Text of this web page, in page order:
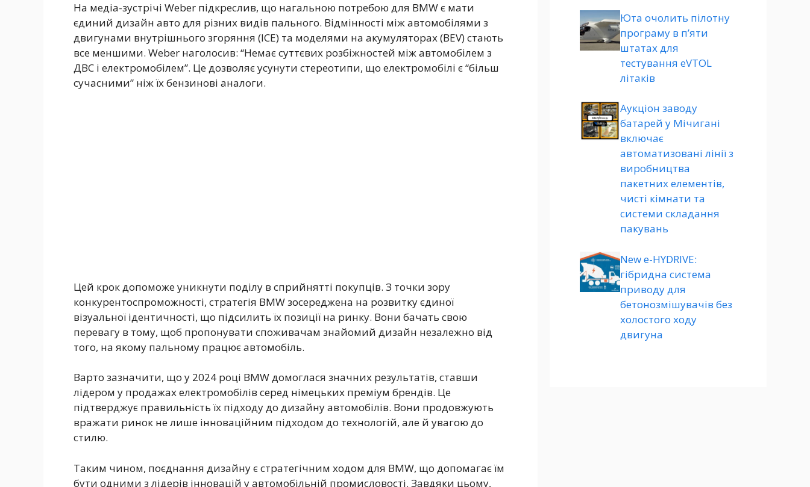
На медіа-зустрічі Weber підкреслив, що нагальною потребою для BMW є мати
єдиний дизайн авто для різних видів пального. Відмінності між автомобілями з
двигунами внутрішнього згоряння (ICE) та моделями на акумуляторах (BEV) стають
все меншими. Weber наголосив: “Немає суттєвих розбіжностей між автомобілем з
ДВС і електромобілем”. Це дозволяє усунути стереотипи, що електромобілі є “більш
сучасними” ніж їх бензинові аналоги.
Цей крок допоможе уникнути поділу в сприйнятті покупців. З точки зору
конкурентоспроможності, стратегія BMW зосереджена на розвитку єдиної
візуальної ідентичності, що підсилить їх позиції на ринку. Вони бачать свою
перевагу в тому, щоб пропонувати споживачам знайомий дизайн незалежно від
того, на якому пальному працює автомобіль.
Варто зазначити, що у 2024 році BMW домоглася значних результатів, ставши
лідером у продажах електромобілів серед німецьких преміум брендів. Це
підтверджує правильність їх підходу до дизайну автомобілів. Вони продовжують
вражати ринок не лише інноваційним підходом до технологій, але й увагою до
стилю.
Таким чином, поєднання дизайну є стратегічним ходом для BMW, що допомагає їм
бути одними з лідерів інновацій у автомобільній промисловості. Завдяки цьому,
Юта очолить пілотну
програму в п’яти
штатах для
тестування eVTOL
літаків
Аукціон заводу
батарей у Мічигані
включає
автоматизовані лінії з
виробництва
пакетних елементів,
чисті кімнати та
системи складання
пакувань
New e-HYDRIVE:
гібридна система
приводу для
бетонозмішувачів без
холостого ходу
двигуна